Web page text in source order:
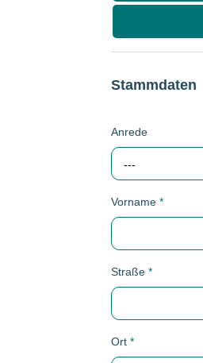
Stammdaten
Anrede
---
Vorname *
Straße *
Ort *